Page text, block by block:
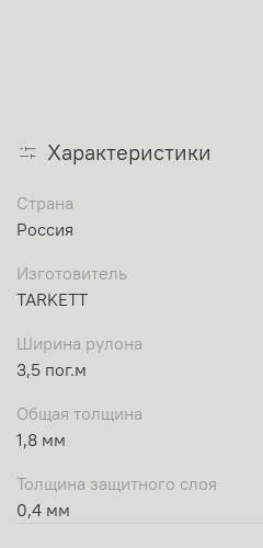
Характеристики
Страна
Россия
Изготовитель
TARKETT
Ширина рулона
3,5 пог.м
Общая толщина
1,8 мм
Толщина защитного слоя
0,4 мм